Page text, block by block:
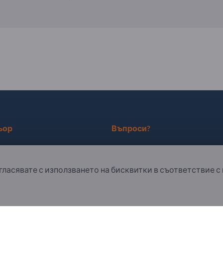
за бюлетина
Въпроси?
Нашето предлагане на услуги
Съобщение до Exportpages
с използването на бисквитки в съответствие